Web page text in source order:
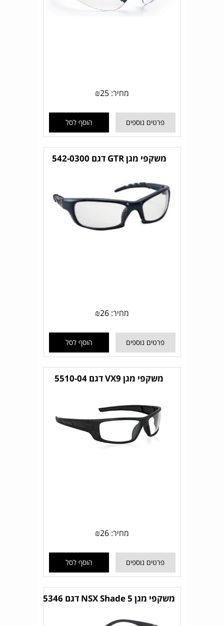
מחיר: ₪25
פרטים נוספים הוסף לסל
משקפי מגן GTR דגם 542-0300
מחיר: ₪26
פרטים נוספים הוסף לסל
משקפי מגן VX9 דגם 5510-04
מחיר: ₪26
פרטים נוספים הוסף לסל
משקפי מגן NSX Shade 5 דגם 5346